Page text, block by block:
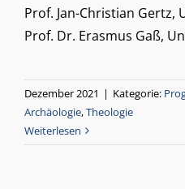
Prof. Jan-Christian Gertz,
Prof. Dr. Erasmus Gaß,
Dezember 2021 | Kategorie:
Archäologie,Theologie
Weiterlesen